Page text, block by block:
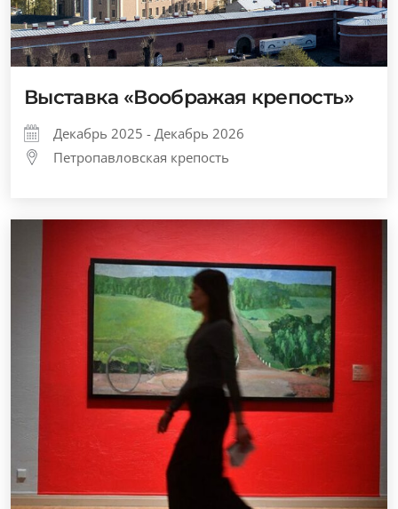
Выставка «Воображая крепость»
Декабрь 2025 - Декабрь 2026
Петропавловская крепость